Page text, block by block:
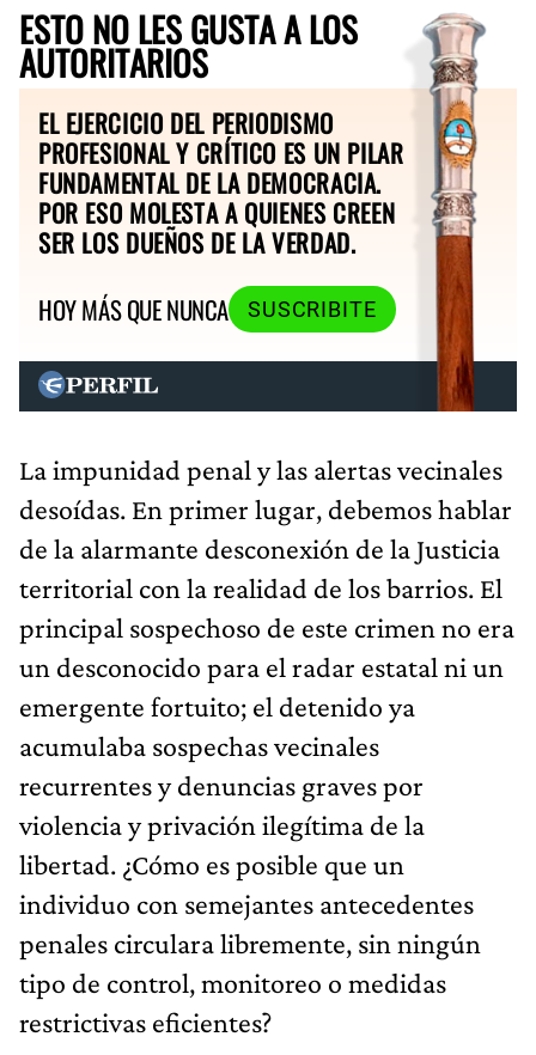
ESTO NO LES GUSTA A LOS
AUTORITARIOS
EL EJERCICIO DEL PERIODISMO
PROFESIONAL Y CRÍTICO ES UN PILAR
FUNDAMENTAL DE LA DEMOCRACIA.
POR ESO MOLESTA A QUIENES CREEN
SER LOS DUEÑOS DE LA VERDAD.
HOY MÁS QUE NUNCA
SUSCRIBITE
La impunidad penal y las alertas vecinales
desoídas. En primer lugar, debemos hablar
de la alarmante desconexión de la Justicia
territorial con la realidad de los barrios. El
principal sospechoso de este crimen no era
un desconocido para el radar estatal ni un
emergente fortuito; el detenido ya
acumulaba sospechas vecinales
recurrentes y denuncias graves por
violencia y privación ilegítima de la
libertad. ¿Cómo es posible que un
individuo con semejantes antecedentes
penales circulara libremente, sin ningún
tipo de control, monitoreo o medidas
restrictivas eficientes?